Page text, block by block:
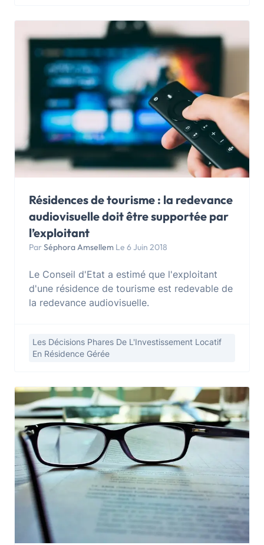
Résidences de tourisme : la redevance
audiovisuelle doit être supportée par
l’exploitant
Par Séphora Amsellem Le 6 Juin 2018
Le Conseil d'Etat a estimé que l'exploitant
d'une résidence de tourisme est redevable de
la redevance audiovisuelle.
Les Décisions Phares De L'Investissement Locatif
En Résidence Gérée